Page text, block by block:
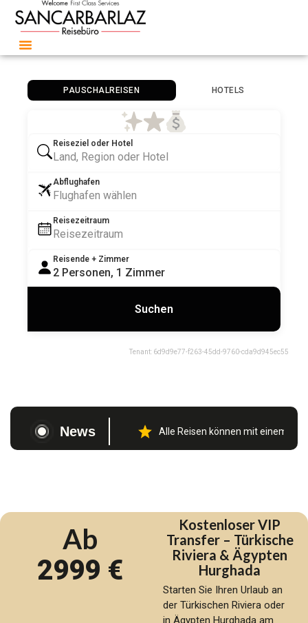
PAUSCHALREISEN HOTELS
Reiseziel oder Hotel
Abflughafen
Reisezeitraum
Reisende + Zimmer
Suchen
Tenant: 6d9d9e77-f263-45dd-9760-cda9d945ec55
News Alle Reisen können mit einem
Ab
2999 €
Kostenloser VIP
Transfer – Türkische
Riviera & Ägypten
Hurghada
Starten Sie Ihren Urlaub an
der Türkischen Riviera oder
in Ägypten Hurghada am